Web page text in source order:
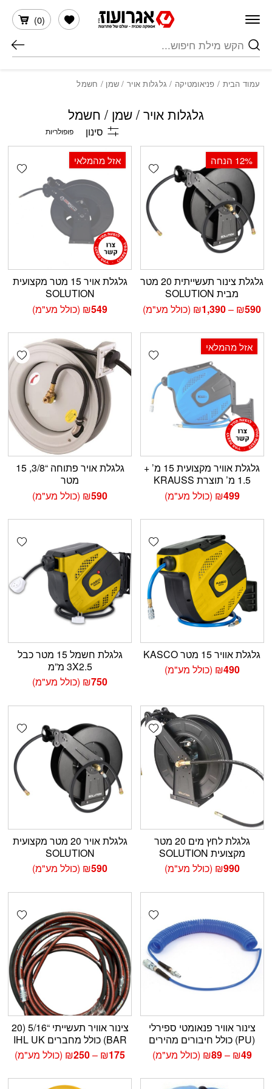
חיפוש
(
0
)
הרשימה שלי
עמוד הבית / פניאומטיקה / גלגלות אויר / שמן / חשמל
גלגלות אויר / שמן / חשמל
סינון
Add wishlist ‫12% הנחה
גלגלת צינור תעשייתית 20 מטר
מבית SOLUTION
₪590
–
₪1,390
טווח
⁦₪590⁩
(כולל מע"מ)
אזל מהמלאי
גלגלת אויר 15 מטר מקצועית
SOLUTION
₪549 (כולל מע"מ)
Add wishlist אזל מהמלאי
גלגלת אוויר מקצועית 15 מ’ +
1.5 מ’ תוצרת KRAUSS
₪499 (כולל מע"מ)
גלגלת אויר פתוחה “3/8, 15
מטר
₪590 (כולל מע"מ)
Add wishlist
גלגלת אוויר 15 מטר KASCO
₪490 (כולל מע"מ)
גלגלת חשמל 15 מטר כבל
3X2.5 מ”מ
₪750 (כולל מע"מ)
Add wishlist
גלגלת לחץ מים 20 מטר
מקצועית SOLUTION
₪990 (כולל מע"מ)
גלגלת אויר 20 מטר מקצועית
SOLUTION
₪590 (כולל מע"מ)
Add wishlist
צינור אוויר פנאומטי ספירלי
(PU) כולל חיבורים מהירים
₪49
–
₪89
טווח
⁦₪49⁩
(כולל מע"מ)
צינור אוויר תעשייתי “5/16 (20
BAR) כולל מחברים IHL UK
₪175
–
₪250 טווח
⁦₪175⁩
(כולל מע"מ)